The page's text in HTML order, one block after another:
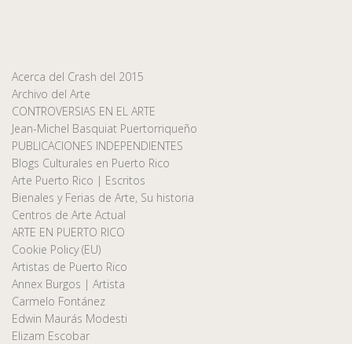
Acerca del Crash del 2015
Archivo del Arte
CONTROVERSIAS EN EL ARTE
Jean-Michel Basquiat Puertorriqueño
PUBLICACIONES INDEPENDIENTES
Blogs Culturales en Puerto Rico
Arte Puerto Rico | Escritos
Bienales y Ferias de Arte, Su historia
Centros de Arte Actual
ARTE EN PUERTO RICO
Cookie Policy (EU)
Artistas de Puerto Rico
Annex Burgos | Artista
Carmelo Fontánez
Edwin Maurás Modesti
Elizam Escobar